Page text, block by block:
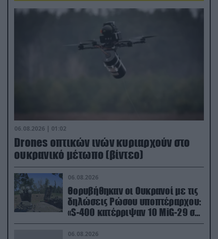
06.08.2026 | 01:02
Drones οπτικών ινών κυριαρχούν στο
ουκρανικό μέτωπο (βίντεο)
06.08.2026
Θορυβήθηκαν οι Ουκρανοί με τις
δηλώσεις Ρώσου υποπτέραρχου:
«S-400 κατέρριψαν 10 MiG-29 σε
μόλις μια μέρα!»
06.08.2026